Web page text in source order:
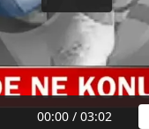
00:00 / 03:02